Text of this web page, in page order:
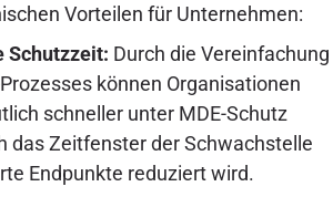
Vorteilen für Unternehmen:
Schutzzeit: Durch die Vereinfachung
können Organisationen
schneller unter MDE-Schutz
das Zeitfenster der Schwachstelle
Endpunkte reduziert wird.